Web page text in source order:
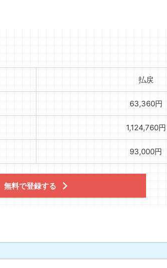
払戻
63,360円
1,124,760円
93,000円
無料で登録する